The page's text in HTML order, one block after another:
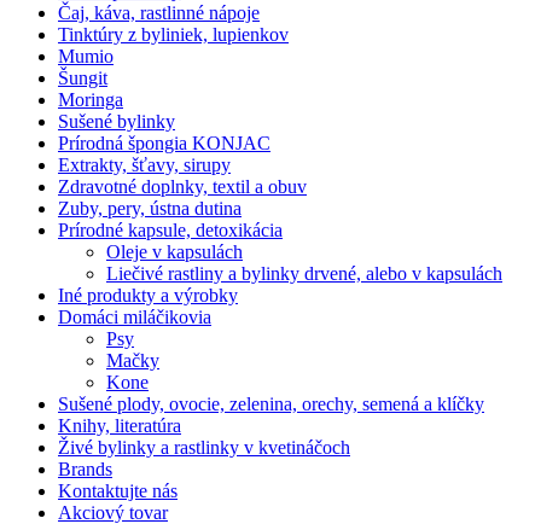
Čaj, káva, rastlinné nápoje
Tinktúry z byliniek, lupienkov
Mumio
Šungit
Moringa
Sušené bylinky
Prírodná špongia KONJAC
Extrakty, šťavy, sirupy
Zdravotné doplnky, textil a obuv
Zuby, pery, ústna dutina
Prírodné kapsule, detoxikácia
Oleje v kapsulách
Liečivé rastliny a bylinky drvené, alebo v kapsulách
Iné produkty a výrobky
Domáci miláčikovia
Psy
Mačky
Kone
Sušené plody, ovocie, zelenina, orechy, semená a klíčky
Knihy, literatúra
Živé bylinky a rastlinky v kvetináčoch
Brands
Kontaktujte nás
Akciový tovar